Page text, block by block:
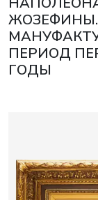
ПЕРИОД
ГОДЫ